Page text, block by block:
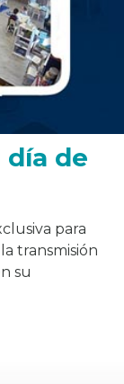
día de
para
transmisión
su